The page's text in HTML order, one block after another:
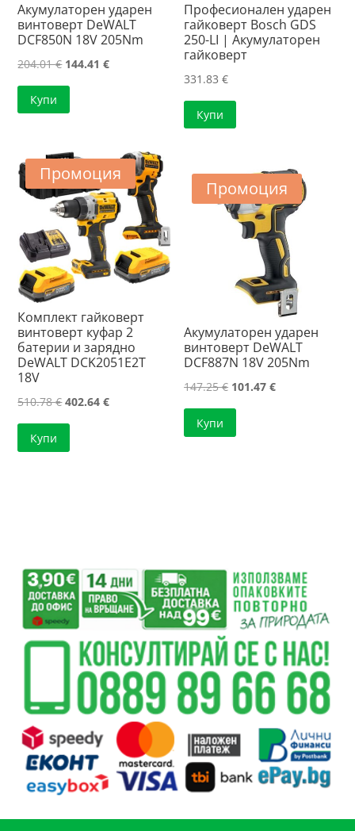
Акумулаторен ударен
винтоверт DeWALT
DCF850N 18V 205Nm
204.01€ Original
price
144.41€Текущата
Купи
Професионален ударен
гайковерт Bosch GDS
250-LI | Акумулаторен
гайковерт
331.83€
Купи
Промоция
Комплект гайковерт
винтоверт куфар 2
батерии и зарядно
DeWALT DCK2051E2T
18V
510.78€Original
price
402.64€Текущата
Купи
Промоция
Акумулаторен ударен
винтоверт DeWALT
DCF887N 18V 205Nm
147.25€ Original
price
101.47€Текущата
Купи